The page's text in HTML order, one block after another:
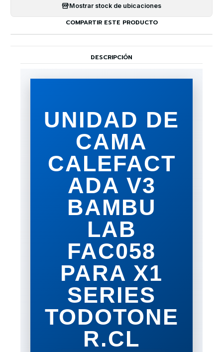
Mostrar stock de ubicaciones
COMPARTIR ESTE PRODUCTO
DESCRIPCIÓN
UNIDAD DE
CAMA
CALEFACT
ADA V3
BAMBU
LAB
FAC058
PARA X1
SERIES
TODOTONE
R.CL